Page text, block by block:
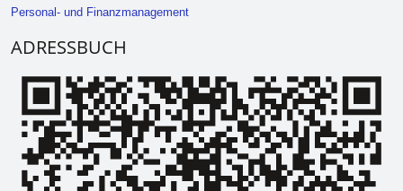
Personal- und Finanzmanagement
ADRESSBUCH